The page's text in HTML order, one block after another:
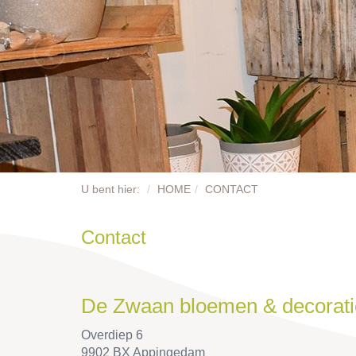
U bent hier: HOME CONTACT
Contact
De Zwaan bloemen &
Overdiep 6
9902 BX Appingedam